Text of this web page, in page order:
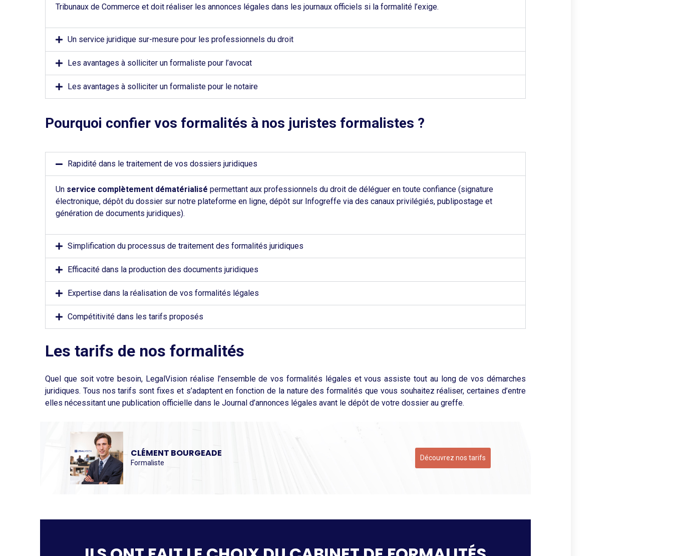
Tribunaux de Commerce et doit réaliser les annonces légales dans les journaux officiels si la formalité l’exige.
Un service juridique sur-mesure pour les professionnels du droit
Les avantages à solliciter un formaliste pour l’avocat
Les avantages à solliciter un formaliste pour le notaire
Pourquoi confier vos formalités à nos juristes formalistes ?
Rapidité dans le traitement de vos dossiers juridiques
Un service complètement dématérialisé permettant aux professionnels du droit de déléguer en toute confiance (signature
électronique, dépôt du dossier sur notre plateforme en ligne, dépôt sur Infogreffe via des canaux privilégiés, publipostage et
génération de documents juridiques).
Simplification du processus de traitement des formalités juridiques
Efficacité dans la production des documents juridiques
Expertise dans la réalisation de vos formalités légales
Compétitivité dans les tarifs proposés
Les tarifs de nos formalités
Quel que soit votre besoin, LegalVision réalise l’ensemble de vos formalités légales et vous assiste tout au long de vos démarches
juridiques. Tous nos tarifs sont fixes et s’adaptent en fonction de la nature des formalités que vous souhaitez réaliser, certaines d’entre
elles nécessitant une publication officielle dans le Journal d’annonces légales avant le dépôt de votre dossier au greffe.
CLÉMENT BOURGEADE
Formaliste
Découvrez nos tarifs